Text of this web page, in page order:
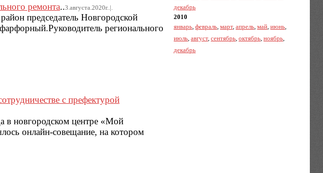
ремонта..3.августа.2020г..|.
председатель Новгородской
регионального
с префектурой
в новгородском центре «Мой
онлайн-совещание, на котором
декабрь
2010
январь,февраль,март,апрель,май,июнь,
июль,август,сентябрь,октябрь,ноябрь,
декабрь